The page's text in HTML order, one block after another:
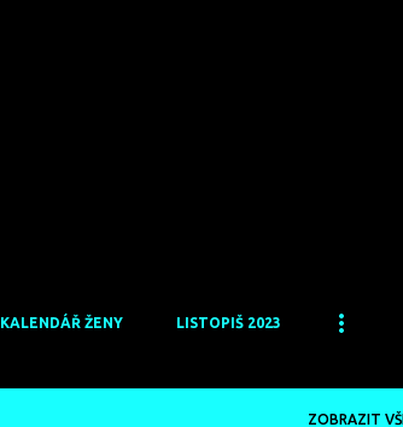
KALENDÁŘ ŽENY LISTOPIŠ 2023
ZOBRAZIT